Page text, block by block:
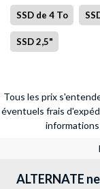
SSD de 4 To
SSD 2,5"
Tous les prix
éventuels frais
informations
ALTERNATE